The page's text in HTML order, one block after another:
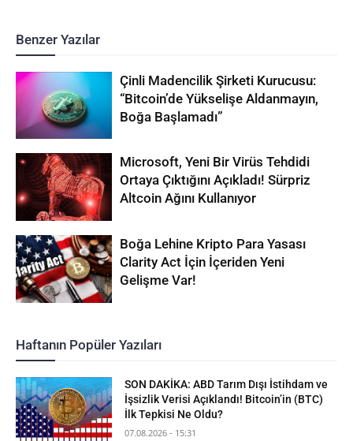
Benzer Yazılar
Çinli Madencilik Şirketi Kurucusu:
“Bitcoin’de Yükselişe Aldanmayın,
Boğa Başlamadı”
Microsoft, Yeni Bir Virüs Tehdidi
Ortaya Çıktığını Açıkladı! Sürpriz
Altcoin Ağını Kullanıyor
Boğa Lehine Kripto Para Yasası
Clarity Act İçin İçeriden Yeni
Gelişme Var!
Haftanın Popüler Yazıları
SON DAKİKA: ABD Tarım Dışı İstihdam ve
İşsizlik Verisi Açıklandı! Bitcoin’in (BTC)
İlk Tepkisi Ne Oldu?
07.08.2026 - 15:31